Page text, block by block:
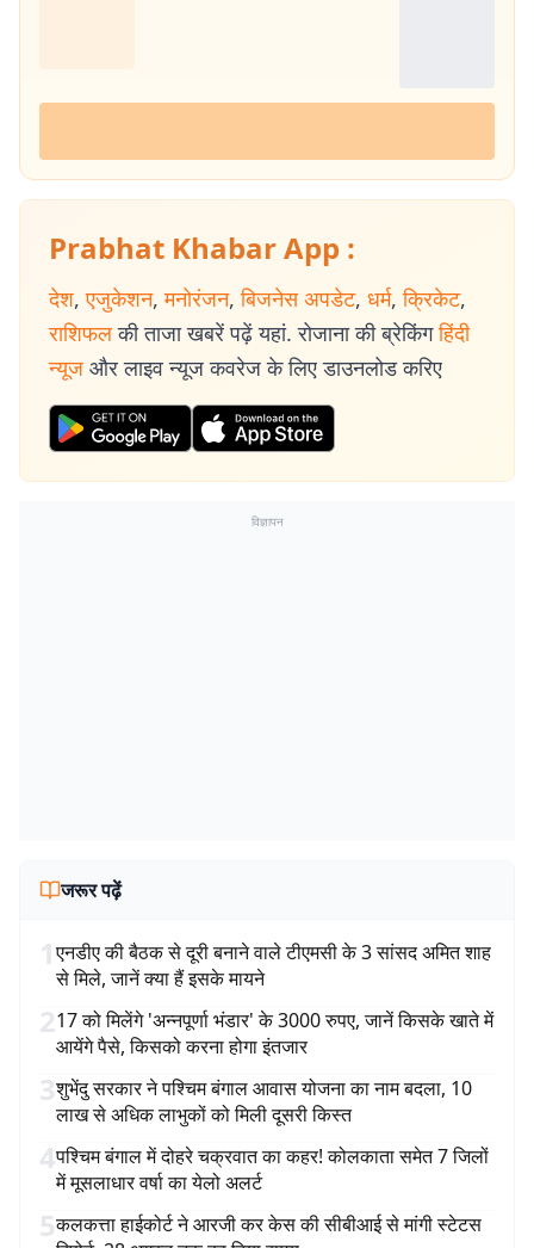
Prabhat Khabar App :
देश, एजुकेशन, मनोरंजन, बिजनेस अपडेट, धर्म, क्रिकेट,
राशिफल की ताजा खबरें पढ़ें यहां. रोजाना की ब्रेकिंग हिंदी
न्यूज और लाइव न्यूज कवरेज के लिए डाउनलोड करिए
विज्ञापन
जरूर पढ़ें
1एनडीए की बैठक से दूरी बनाने वाले टीएमसी के 3 सांसद अमित शाह
से मिले, जानें क्या हैं इसके मायने
217 को मिलेंगे 'अन्नपूर्णा भंडार' के 3000 रुपए, जानें किसके खाते में
आयेंगे पैसे, किसको करना होगा इंतजार
3शुभेंदु सरकार ने पश्चिम बंगाल आवास योजना का नाम बदला, 10
लाख से अधिक लाभुकों को मिली दूसरी किस्त
4पश्चिम बंगाल में दोहरे चक्रवात का कहर! कोलकाता समेत 7 जिलों
में मूसलाधार वर्षा का येलो अलर्ट
5कलकत्ता हाईकोर्ट ने आरजी कर केस की सीबीआई से मांगी स्टेटस